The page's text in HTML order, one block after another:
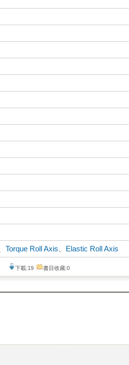
、Torque Roll Axis
Elastic Roll Axis
下載:19 書目收藏:0